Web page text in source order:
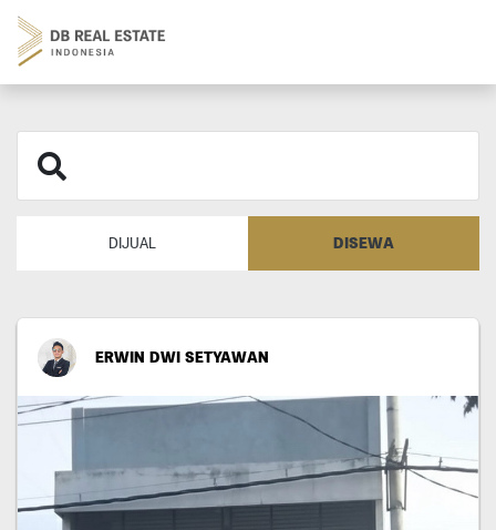
DIJUAL DISEWA
ERWIN DWI SETYAWAN